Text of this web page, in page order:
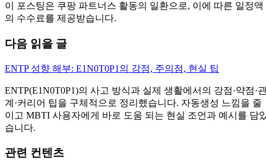
이 포스팅은 쿠팡 파트너스 활동의 일환으로, 이에 따른 일정액
의 수수료를 제공받습니다.
다음 읽을 글
ENTP 성향 해부: E1N0T0P1의 강점, 주의점, 현실 팁
ENTP(E1N0T0P1)의 사고 방식과 실제 생활에서의 강점·약점·
계·커리어 팁을 구체적으로 정리했습니다. 자동생성 느낌을 줄
이고 MBTI 사용자에게 바로 도움 되는 현실 조언과 예시를 담
습니다.
관련 컨텐츠